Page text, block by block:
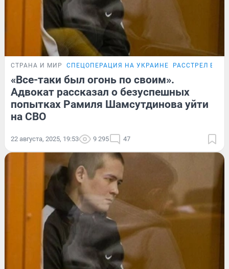
СТРАНА И МИР СПЕЦОПЕРАЦИЯ НА УКРАИНЕ РАССТРЕЛ В
«Все-таки был огонь по своим».
Адвокат рассказал о безуспешных
попытках Рамиля Шамсутдинова уйти
на СВО
22 августа, 2025, 19:53 9 295 47